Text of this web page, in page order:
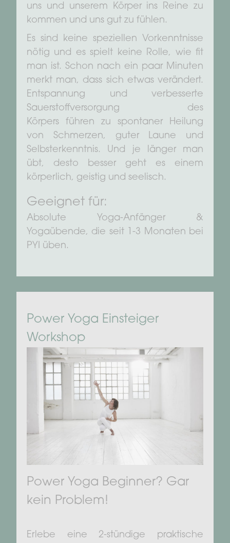
uns und unserem Körper ins Reine zu
kommen und uns gut zu fühlen.
Es sind keine speziellen Vorkenntnisse
nötig und es spielt keine Rolle, wie fit
man ist. Schon nach ein paar Minuten
merkt man, dass sich etwas verändert.
Entspannung und verbesserte
Sauerstoffversorgung des
Körpers führen zu spontaner Heilung
von Schmerzen, guter Laune und
Selbsterkenntnis. Und je länger man
übt, desto besser geht es einem
körperlich, geistig und seelisch.
Geeignet für:
Absolute Yoga-Anfänger &
Yogaübende, die seit 1-3 Monaten bei
PYI üben.
Power Yoga Einsteiger
Workshop
Power Yoga Beginner? Gar
kein Problem!
Erlebe eine 2-stündige praktische